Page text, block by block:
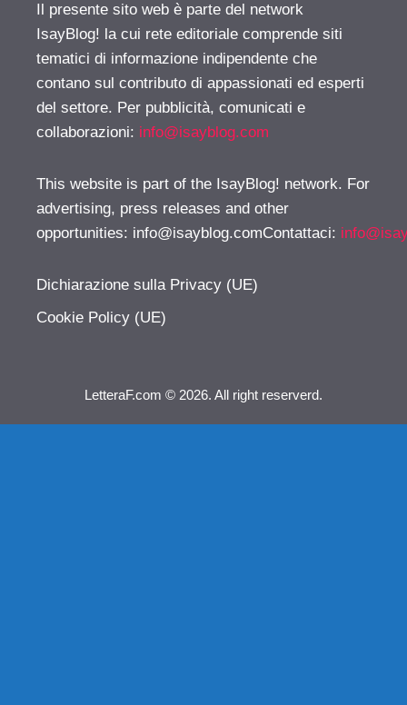
Il presente sito web è parte del network
IsayBlog! la cui rete editoriale comprende siti
tematici di informazione indipendente che
contano sul contributo di appassionati ed esperti
del settore. Per pubblicità, comunicati e
collaborazioni: info@isayblog.com
This website is part of the IsayBlog! network. For
advertising, press releases and other
opportunities: info@isayblog.comContattaci:
Dichiarazione sulla Privacy (UE)
Cookie Policy (UE)
LetteraF.com © 2026. All right reserverd.